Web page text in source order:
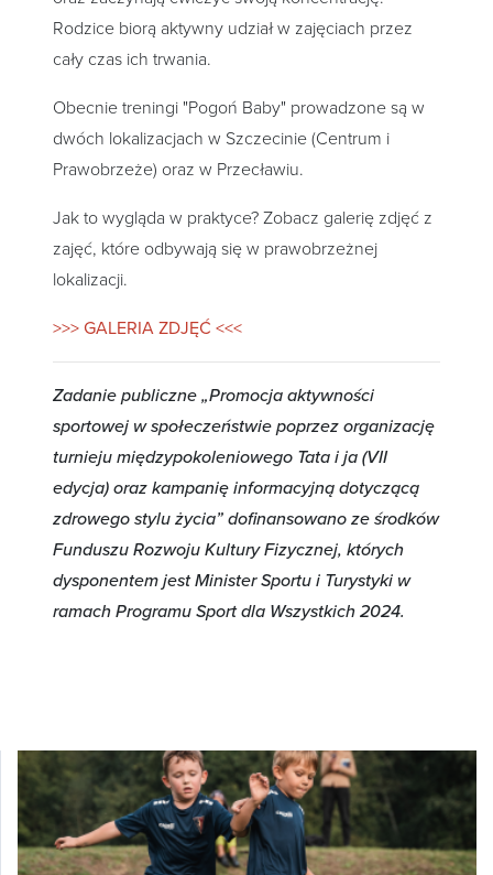
Rodzice biorą aktywny udział w zajęciach przez
cały czas ich trwania.
Obecnie treningi "Pogoń Baby" prowadzone są w
dwóch lokalizacjach w Szczecinie (Centrum i
Prawobrzeże) oraz w Przecławiu.
Jak to wygląda w praktyce? Zobacz galerię zdjęć z
zajęć, które odbywają się w prawobrzeżnej
lokalizacji.
>>> GALERIA ZDJĘĆ <<<
Zadanie publiczne „Promocja aktywności
sportowej w społeczeństwie poprzez organizację
turnieju międzypokoleniowego Tata i ja (VII
edycja) oraz kampanię informacyjną dotyczącą
zdrowego stylu życia” dofinansowano ze środków
Funduszu Rozwoju Kultury Fizycznej, których
dysponentem jest Minister Sportu i Turystyki w
ramach Programu Sport dla Wszystkich 2024.